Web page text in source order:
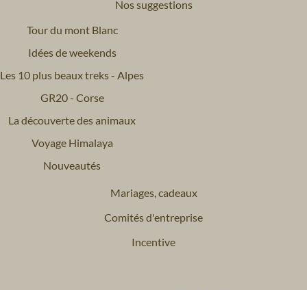
Nos suggestions
Tour du mont Blanc
Idées de weekends
Les 10 plus beaux treks - Alpes
GR20 - Corse
La découverte des animaux
Voyage Himalaya
Nouveautés
Mariages, cadeaux
Comités d'entreprise
Incentive